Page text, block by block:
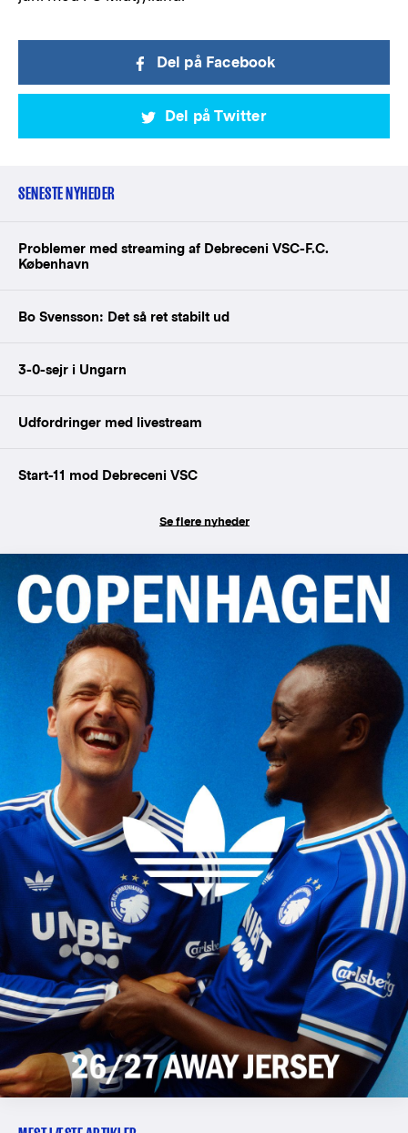
Del på Facebook
Del på Twitter
SENESTE NYHEDER
Problemer med streaming af Debreceni VSC-F.C.
København
Bo Svensson: Det så ret stabilt ud
3-0-sejr i Ungarn
Udfordringer med livestream
Start-11 mod Debreceni VSC
Se flere nyheder